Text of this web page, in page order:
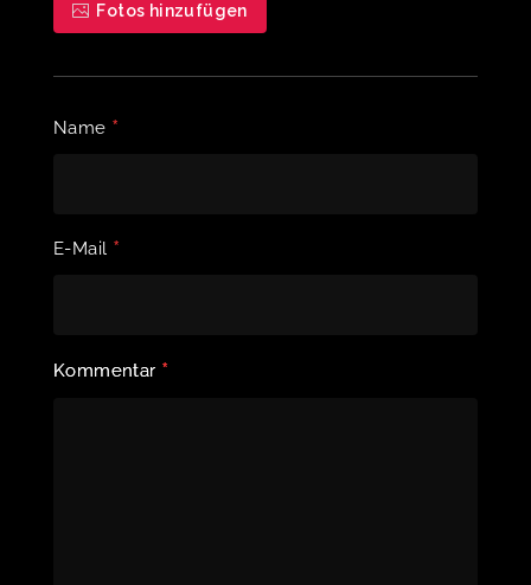
Fotos hinzufügen
Name *
E-Mail *
Kommentar *